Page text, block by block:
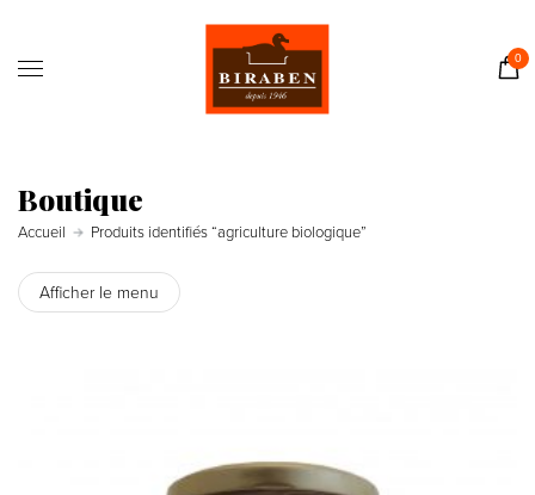
0
Contact
Boutique
Accueil Produits identifiés “agriculture biologique”
Afficher le menu